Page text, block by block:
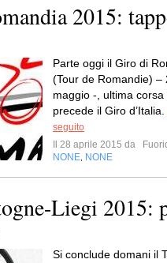
2015:
Parte oggi il Giro di
(Tour de Romandie) –
maggio -, ultima
precede il Giro d’Italia.
seguito
Il 28 aprile 2015 da
NONE NONE
Liegi 2015:
Si conclude domani il